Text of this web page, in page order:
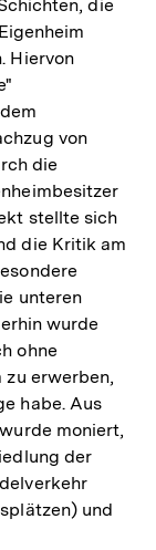
die
Hiervon
von
die
stellte sich
die Kritik am
unteren
wurde
ohne
zu erwerben,
habe. Aus
moniert,
der
und